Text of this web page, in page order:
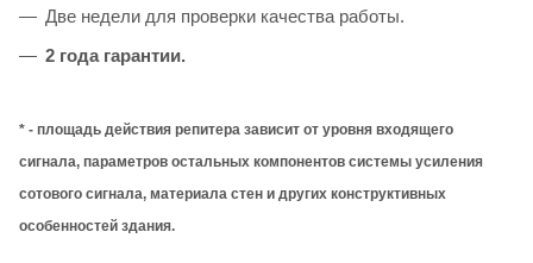
Две недели для проверки качества работы.
2 года гарантии.
* - площадь действия репитера зависит от уровня входящего
сигнала, параметров остальных компонентов системы усиления
сотового сигнала, материала стен и других конструктивных
особенностей здания.